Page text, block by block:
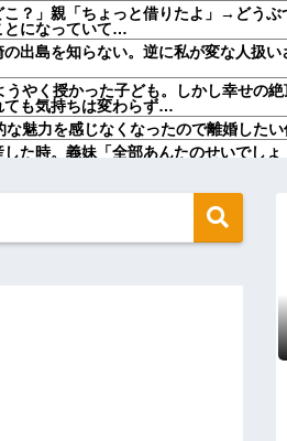
こ？」親「ちょっと借りたよ」→どうぶ
とになっていて…
出島を知らない。逆に私が変な人扱
うやく授かった子ども。しかし幸せの
ても気持ちは変わらず…
な魅力を感じなくなったので離婚したい
した時。義妹「全部あんたのせいでし
が驚いて大泣きに。後から付き添いの
残って…
に「お願いします離婚してください。
きたからブチ切れて100発ぐらい殴る
ばとかいう年１くらいで無性に食いた
の幹部、懲役20年に決定する←コレは
かわTHE MOVIE、明日興行収入1兆円
新版の宇垣美里さん←こう言うのでいい
達の宅飲み、レベチｗｗｗｗｗｗｗｗｗ